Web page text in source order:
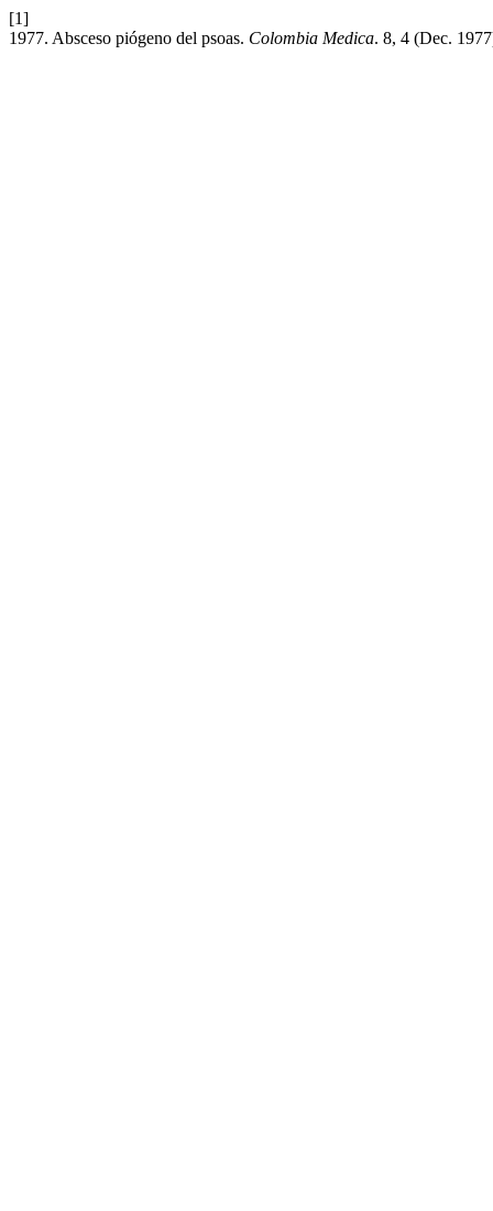
[1]
1977. Absceso piógeno del psoas. Colombia Medica. 8, 4 (Dec.